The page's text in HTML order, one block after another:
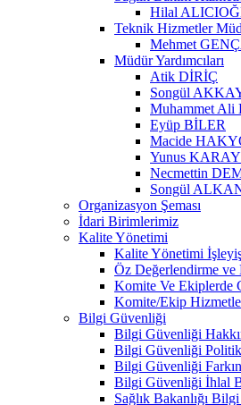
Hilal
Teknik Hizmetler
Mehmet
Müdür Yardımcıları
Atik DİRİÇ
Songül
Muhammet
Eyüp BİLER
Macide
Yunus
Necmettin
Songül
Organizasyon Şeması
İdari Birimlerimiz
Kalite Yönetimi
Kalite Yönetimi
Öz Değerlendirme
Komite Ve Ekiplerde
Komite/Ekip
Bilgi Güvenliği
Bilgi Güvenliği
Bilgi Güvenliği
Bilgi Güvenliği
Bilgi Güvenliği İhlal
Sağlık Bakanlığı